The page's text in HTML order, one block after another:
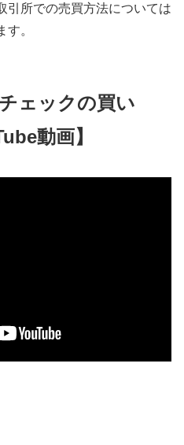
引所での売買方法については
。
ェックの買い
動画】